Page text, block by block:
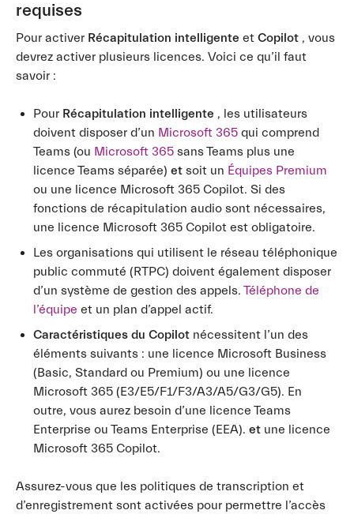
requises
Pour activer Récapitulation intelligente et Copilot , vous
devrez activer plusieurs licences. Voici ce qu’il faut
savoir :
Pour Récapitulation intelligente , les utilisateurs
doivent disposer d’un Microsoft 365 qui comprend
Teams (ou Microsoft 365 sans Teams plus une
licence Teams séparée)et soit un Équipes Premium
ou une licence Microsoft 365 Copilot. Si des
fonctions de récapitulation audio sont nécessaires,
une licence Microsoft 365 Copilot est obligatoire.
Les organisations qui utilisent le réseau téléphonique
public commuté (RTPC) doivent également disposer
d’un système de gestion des appels.Téléphone de
l’équipe et un plan d’appel actif.
Caractéristiques du Copilot nécessitent l’un des
éléments suivants : une licence Microsoft Business
(Basic, Standard ou Premium) ou une licence
Microsoft 365 (E3/E5/F1/F3/A3/A5/G3/G5). En
outre, vous aurez besoin d’une licence Teams
Enterprise ou Teams Enterprise (EEA).et une licence
Microsoft 365 Copilot.
Assurez-vous que les politiques de transcription et
d’enregistrement sont activées pour permettre l’accès